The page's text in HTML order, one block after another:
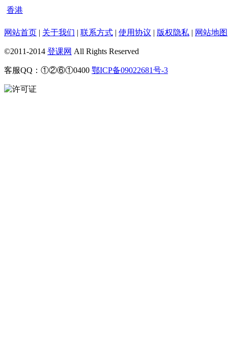
香港
网站首页 | 关于我们 | 联系方式 | 使用协议 | 版权隐私 | 网站地图
©2011-2014 登课网 All Rights Reserved
客服QQ：①②⑥①0400 鄂ICP备09022681号-3